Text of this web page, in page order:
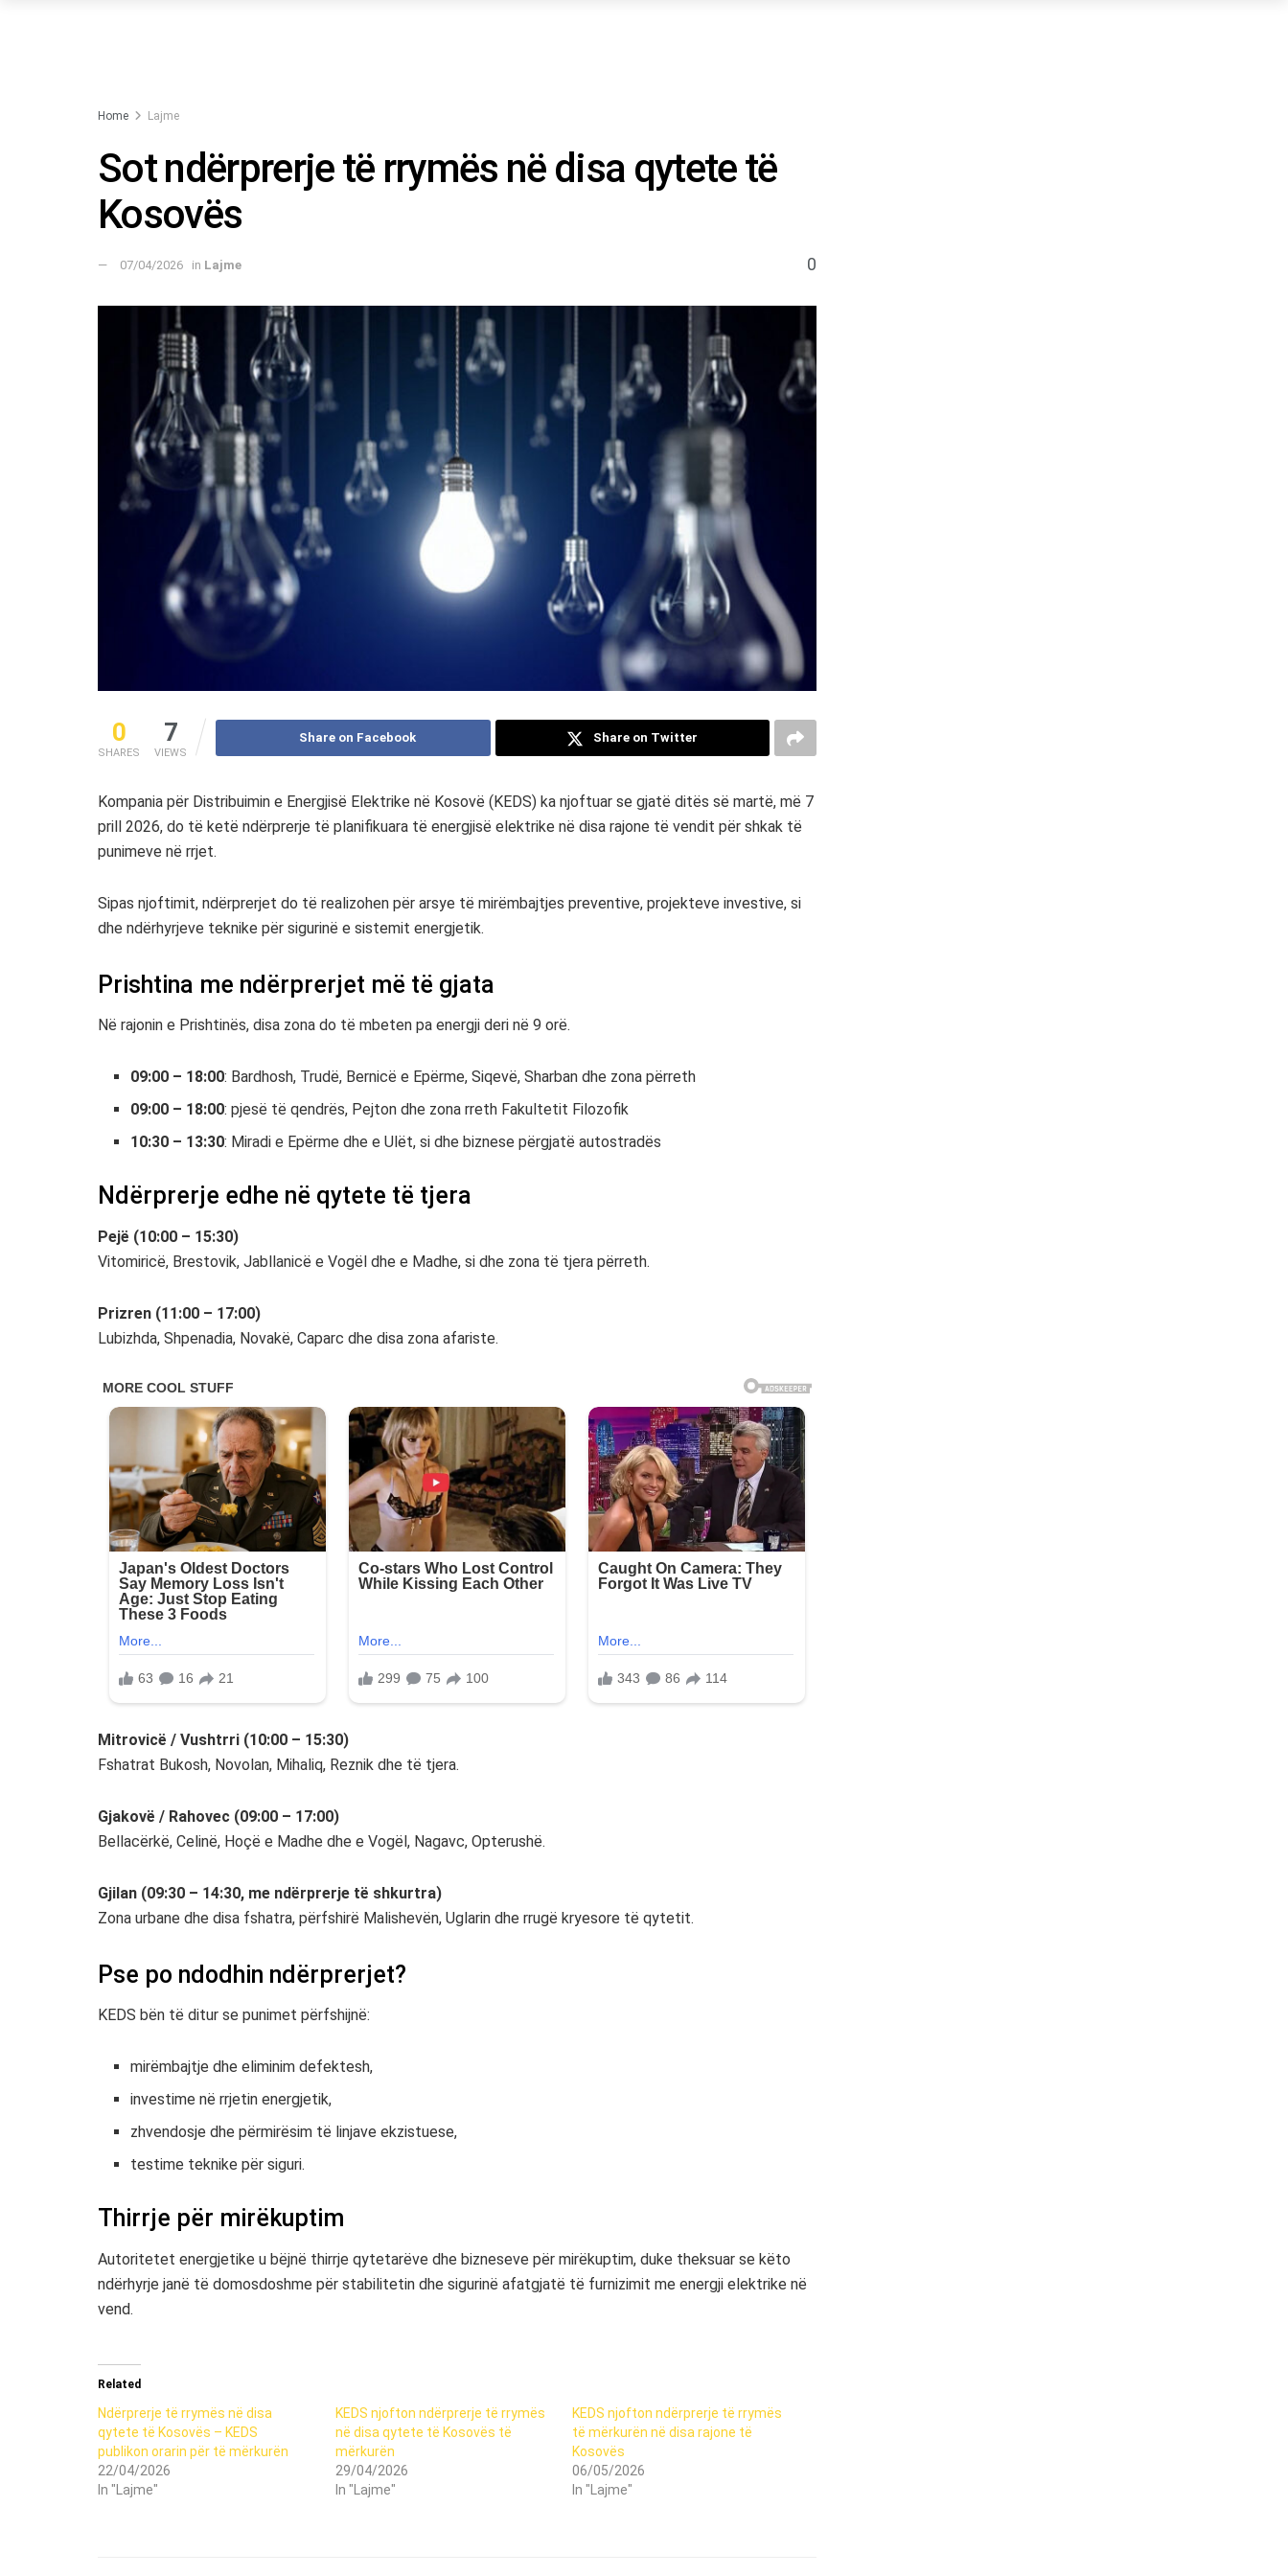
Home Lajme
Sot ndërprerje të rrymës në disa qytete të
Kosovës
07/04/2026 in Lajme 0
0
SHARES
7
VIEWS
Share on Facebook Share on Twitter
Kompania për Distribuimin e Energjisë Elektrike në Kosovë (KEDS) ka njoftuar se gjatë ditës së martë, më 7
prill 2026, do të ketë ndërprerje të planifikuara të energjisë elektrike në disa rajone të vendit për shkak të
punimeve në rrjet.
Sipas njoftimit, ndërprerjet do të realizohen për arsye të mirëmbajtjes preventive, projekteve investive, si
dhe ndërhyrjeve teknike për sigurinë e sistemit energjetik.
Prishtina me ndërprerjet më të gjata
Në rajonin e Prishtinës, disa zona do të mbeten pa energji deri në 9 orë.
09:00 – 18:00: Bardhosh, Trudë, Bernicë e Epërme, Siqevë, Sharban dhe zona përreth
09:00 – 18:00: pjesë të qendrës, Pejton dhe zona rreth Fakultetit Filozofik
10:30 – 13:30: Miradi e Epërme dhe e Ulët, si dhe biznese përgjatë autostradës
Ndërprerje edhe në qytete të tjera
Pejë (10:00 – 15:30)
Vitomiricë, Brestovik, Jabllanicë e Vogël dhe e Madhe, si dhe zona të tjera përreth.
Prizren (11:00 – 17:00)
Lubizhda, Shpenadia, Novakë, Caparc dhe disa zona afariste.
Mitrovicë / Vushtrri (10:00 – 15:30)
Fshatrat Bukosh, Novolan, Mihaliq, Reznik dhe të tjera.
Gjakovë / Rahovec (09:00 – 17:00)
Bellacërkë, Celinë, Hoçë e Madhe dhe e Vogël, Nagavc, Opterushë.
Gjilan (09:30 – 14:30, me ndërprerje të shkurtra)
Zona urbane dhe disa fshatra, përfshirë Malishevën, Uglarin dhe rrugë kryesore të qytetit.
Pse po ndodhin ndërprerjet?
KEDS bën të ditur se punimet përfshijnë:
mirëmbajtje dhe eliminim defektesh,
investime në rrjetin energjetik,
zhvendosje dhe përmirësim të linjave ekzistuese,
testime teknike për siguri.
Thirrje për mirëkuptim
Autoritetet energjetike u bëjnë thirrje qytetarëve dhe bizneseve për mirëkuptim, duke theksuar se këto
ndërhyrje janë të domosdoshme për stabilitetin dhe sigurinë afatgjatë të furnizimit me energji elektrike në
vend.
Related
Ndërprerje të rrymës në disa
qytete të Kosovës – KEDS
publikon orarin për të mërkurën
22/04/2026
In "Lajme"
KEDS njofton ndërprerje të rrymës
në disa qytete të Kosovës të
mërkurën
29/04/2026
In "Lajme"
KEDS njofton ndërprerje të rrymës
të mërkurën në disa rajone të
Kosovës
06/05/2026
In "Lajme"